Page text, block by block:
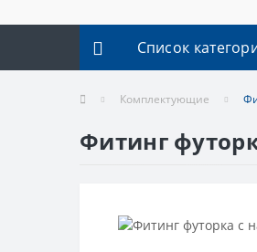
Список
Комплектующие
Фитинг